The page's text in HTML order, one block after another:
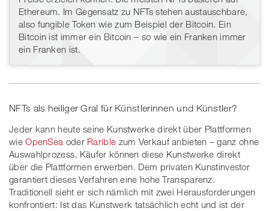
Ethereum. Im Gegensatz zu NFTs stehen austauschbare,
also fungible Token wie zum Beispiel der Bitcoin. Ein
Bitcoin ist immer ein Bitcoin – so wie ein Franken immer
ein Franken ist.
NFTs als heiliger Gral für Künstlerinnen und Künstler?
Jeder kann heute seine Kunstwerke direkt über Plattformen
wieOpenSea oder Rarible zum Verkauf anbieten – ganz ohne
Auswahlprozess. Käufer können diese Kunstwerke direkt
über die Plattformen erwerben. Dem privaten Kunstinvestor
garantiert dieses Verfahren eine hohe Transparenz.
Traditionell sieht er sich nämlich mit zwei Herausforderungen
konfrontiert: Ist das Kunstwerk tatsächlich echt und ist der